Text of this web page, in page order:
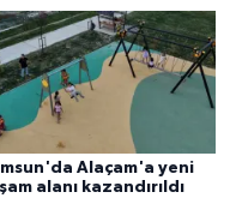
Alaçam'a yeni
alanı kazandırıldı